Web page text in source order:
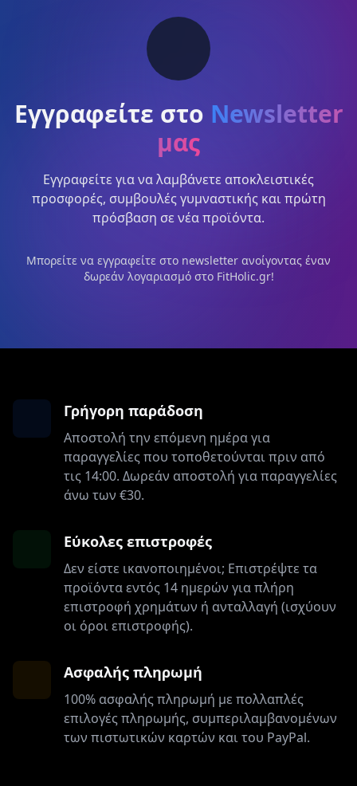
Εγγραφείτε στο Newsletter
μας
Εγγραφείτε για να λαμβάνετε αποκλειστικές
προσφορές, συμβουλές γυμναστικής και πρώτη
πρόσβαση σε νέα προϊόντα.
Μπορείτε να εγγραφείτε στο newsletter ανοίγοντας έναν
δωρεάν λογαριασμό στο FitHolic.gr!
Γρήγορη παράδοση
Αποστολή την επόμενη ημέρα για
παραγγελίες που τοποθετούνται πριν από
τις 14:00. Δωρεάν αποστολή για παραγγελίες
άνω των €30.
Εύκολες επιστροφές
Δεν είστε ικανοποιημένοι; Επιστρέψτε τα
προϊόντα εντός 14 ημερών για πλήρη
επιστροφή χρημάτων ή ανταλλαγή (ισχύουν
οι όροι επιστροφής).
Ασφαλής πληρωμή
100% ασφαλής πληρωμή με πολλαπλές
επιλογές πληρωμής, συμπεριλαμβανομένων
των πιστωτικών καρτών και του PayPal.